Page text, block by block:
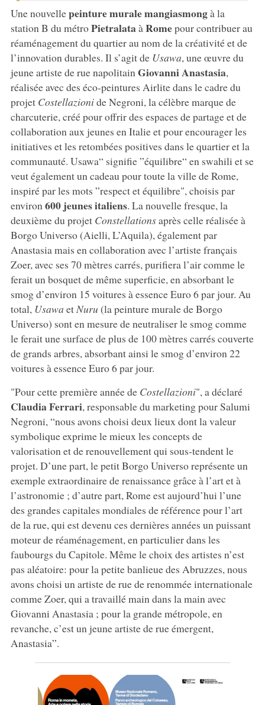
Une nouvellepeinture murale mangiasmongà la
station B du métroPietralataà Romepour contribuer au
réaménagement du quartier au nom de la créativité et de
l’innovation durables. Il s’agit de Usawa, une œuvre du
jeune artiste de rue napolitain Giovanni Anastasia,
réalisée avec des éco-peintures Airlite dans le cadre du
projet Costellazionide Negroni, la célèbre marque de
charcuterie, créé pour offrir des espaces de partage et de
collaboration aux jeunes en Italie et pour encourager les
initiatives et les retombées positives dans le quartier et la
communauté. Usawa“ signifie ”équilibre“ en swahili et se
veut également un cadeau pour toute la ville de Rome,
inspiré par les mots ”respect et équilibre", choisis par
environ 600 jeunes italiens. La nouvelle fresque, la
deuxième du projet Constellationsaprès celle réalisée à
Borgo Universo (Aielli, L’Aquila), également par
Anastasia mais en collaboration avec l’artiste français
Zoer, avec ses 70 mètres carrés, purifiera l’air comme le
ferait un bosquet de même superficie, en absorbant le
smog d’environ 15 voitures à essence Euro 6 par jour. Au
total, Usawa et Nuru (la peinture murale de Borgo
Universo) sont en mesure de neutraliser le smog comme
le ferait une surface de plus de 100 mètres carrés couverte
de grands arbres, absorbant ainsi le smog d’environ 22
voitures à essence Euro 6 par jour.
"Pour cette première année de Costellazioni", a déclaré
Claudia Ferrari, responsable du marketing pour Salumi
Negroni, “nous avons choisi deux lieux dont la valeur
symbolique exprime le mieux les concepts de
valorisation et de renouvellement qui sous-tendent le
projet. D’une part, le petit Borgo Universo représente un
exemple extraordinaire de renaissance grâce à l’art et à
l’astronomie ; d’autre part, Rome est aujourd’hui l’une
des grandes capitales mondiales de référence pour l’art
de la rue, qui est devenu ces dernières années un puissant
moteur de réaménagement, en particulier dans les
faubourgs du Capitole. Même le choix des artistes n’est
pas aléatoire: pour la petite banlieue des Abruzzes, nous
avons choisi un artiste de rue de renommée internationale
comme Zoer, qui a travaillé main dans la main avec
Giovanni Anastasia ; pour la grande métropole, en
revanche, c’est un jeune artiste de rue émergent,
Anastasia”.